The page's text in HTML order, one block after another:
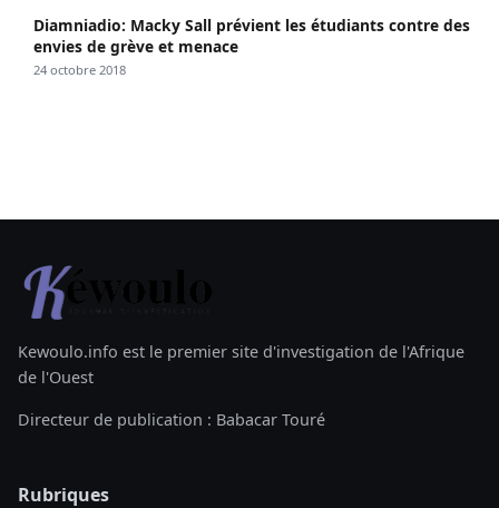
Diamniadio: Macky Sall prévient les étudiants contre des
envies de grève et menace
24 octobre 2018
Kewoulo.info est le premier site d'investigation de l'Afrique
de l'Ouest
Directeur de publication : Babacar Touré
Rubriques